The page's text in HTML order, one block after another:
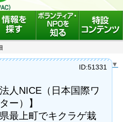
Select Language ▼
人NICE（日本国際ワ
ー）】
最上町でキクラゲ栽
ID:51331